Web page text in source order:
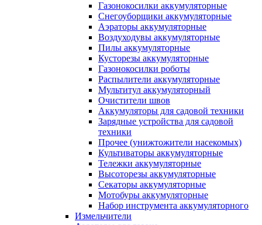
Газонокосилки аккумуляторные
Снегоуборщики аккумуляторные
Аэраторы аккумуляторные
Воздуходувы аккумуляторные
Пилы аккумуляторные
Кусторезы аккумуляторные
Газонокосилки роботы
Распылители аккумуляторные
Мультитул аккумуляторный
Очистители швов
Аккумуляторы для садовой техники
Зарядные устройства для садовой
техники
Прочее (унижтожители насекомых)
Культиваторы аккумуляторные
Тележки аккумуляторные
Высоторезы аккумуляторные
Секаторы аккумуляторные
Мотобуры аккумуляторные
Набор инструмента аккумуляторного
Измельчители